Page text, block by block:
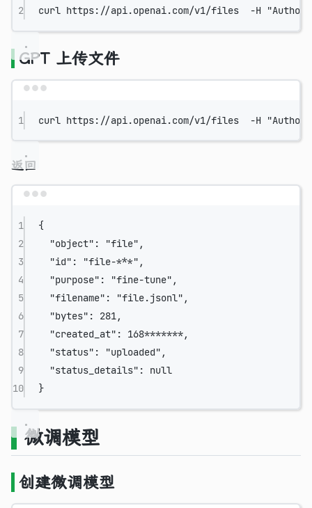
2
curl https://api.openai.com/v1/files -H
GPT 上传文件
1 curl https://api.openai.com/v1/files -H
返回
1
{
2
"object":
"file",
3
"id":
"file-***",
4
"purpose":
"fine-tune",
5
"filename":
"file.jsonl",
6
"bytes":
281,
7
"created_at": 168*******,
8
"status":
"uploaded",
9
"status_details":
null
10
}
微调模型
创建微调模型